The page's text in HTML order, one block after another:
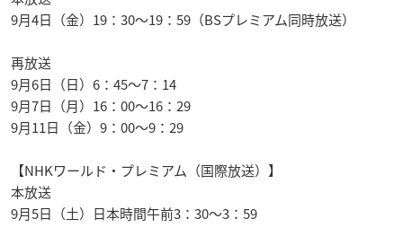
9月4日（金）19：30～19：59（BSプレミアム同時放送）
再放送
9月6日（日）6：45～7：14
9月7日（月）16：00～16：29
9月11日（金）9：00～9：29
【NHKワールド・プレミアム（国際放送）】
本放送
9月5日（土）日本時間午前3：30～3：59